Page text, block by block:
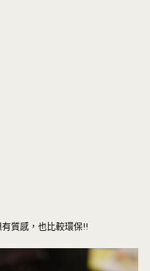
質感，也比較環保!!